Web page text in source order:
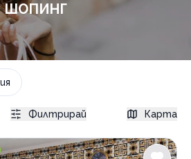
ШОПИНГ
Professional and Academy
Филтрирай Карта